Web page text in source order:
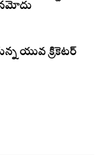
నమోదు
యువ క్రికెటర్